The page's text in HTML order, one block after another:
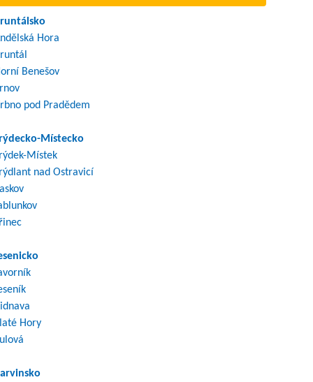
Hora
Benešov
pod Pradědem
Místecko
Místek
nad Ostravicí
Hory